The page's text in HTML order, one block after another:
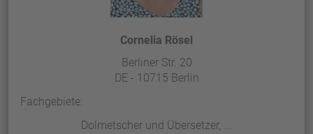
Cornelia Rösel
Berliner Str. 20
DE - 10715 Berlin
Fachgebiete:
Dolmetscher und Übersetzer, ...